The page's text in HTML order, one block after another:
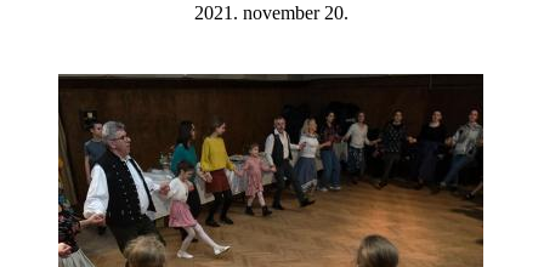
2021. november 20.